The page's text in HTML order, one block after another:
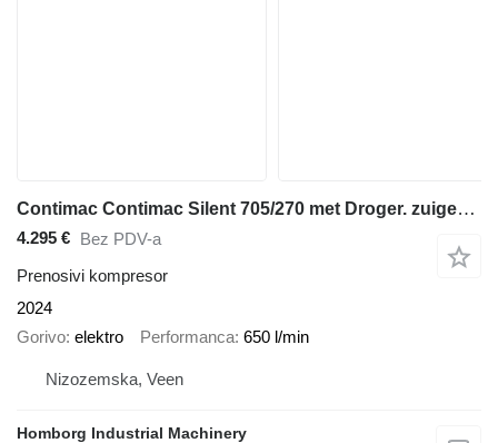
Contimac Contimac Silent 705/270 met Droger. zuigercompressor, 5,5 PK, 65
4.295 € Bez PDV-a
Prenosivi kompresor
2024
Gorivo elektro Performanca 650 l/min
Nizozemska, Veen
Homborg Industrial Machinery